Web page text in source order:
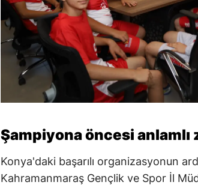
Şampiyona öncesi anlamlı
Konya'daki başarılı organizasyonun
Kahramanmaraş Gençlik ve Spor İl